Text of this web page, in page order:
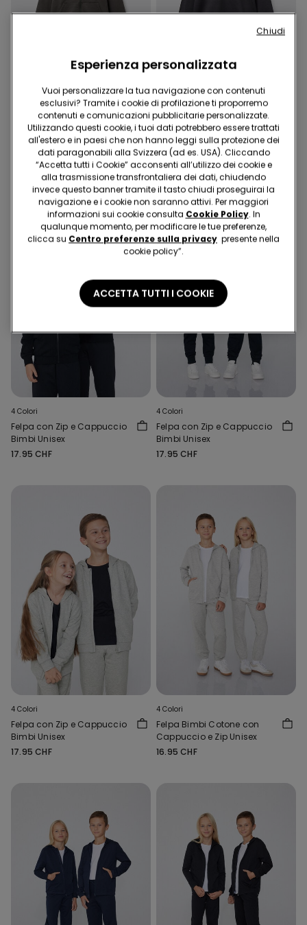
Felpa con Zip e Cappuccio
Bimbi Unisex
17.95 CHF
1 Colore
Felpa Pesante con Stampa
Bimbi Unisex
23.95 CHF
4 Colori
Felpa con Zip e Cappuccio
Bimbi Unisex
17.95 CHF
4 Colori
Felpa con Zip e Cappuccio
Bimbi Unisex
17.95 CHF
4 Colori
Felpa con Zip e Cappuccio
Bimbi Unisex
17.95 CHF
4 Colori
Felpa Bimbi Cotone con
Cappuccio e Zip Unisex
16.95 CHF
Esperienza personalizzata
Vuoi personalizzare la tua navigazione con contenuti
esclusivi? Tramite i cookie di profilazione ti proporremo
contenuti e comunicazioni pubblicitarie personalizzate.
Utilizzando questi cookie, i tuoi dati potrebbero essere trattati
all'estero e in paesi che non hanno leggi sulla protezione dei
dati paragonabili alla Svizzera (ad es. USA). Cliccando
“Accetta tutti i Cookie” acconsenti all’utilizzo dei cookie e
alla trasmissione transfrontaliera dei dati, chiudendo
invece questo banner tramite il tasto chiudi proseguirai la
navigazione e i cookie non saranno attivi. Per maggiori
informazioni sui cookie consulta Cookie Policy. In
qualunque momento, per modificare le tue preferenze,
clicca su Centro preferenze sulla privacy presente nella
cookie policy”.
ACCETTA TUTTI I COOKIE
Chiudi